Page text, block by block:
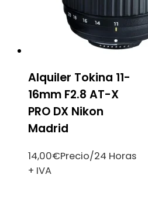
Alquiler Tokina 11-
16mm F2.8 AT-X
PRO DX Nikon
Madrid
14,00€Precio/24 Horas
+ IVA